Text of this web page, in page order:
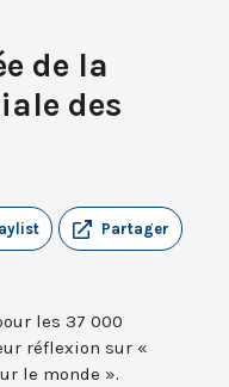
de la
des
Partager
les 37 000
réflexion sur «
le monde ».